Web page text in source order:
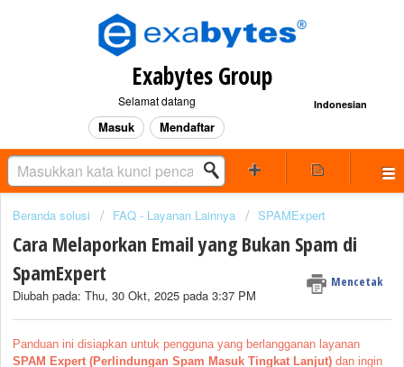
Exabytes Group
Indonesian
Selamat datang
Masuk Mendaftar
Beranda solusi FAQ - Layanan Lainnya SPAMExpert
Cara Melaporkan Email yang Bukan Spam di
SpamExpert
Mencetak
Diubah pada: Thu, 30 Okt, 2025 pada 3:37 PM
Panduan ini disiapkan untuk pengguna yang berlangganan layanan
SPAM Expert (Perlindungan Spam Masuk Tingkat Lanjut) dan ingin